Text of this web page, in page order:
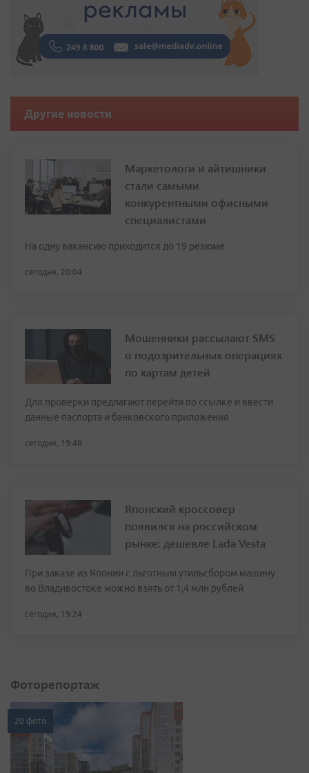
Другие новости
Маркетологи и айтишники
стали самыми
конкурентными офисными
специалистами
На одну вакансию приходится до 19 резюме
сегодня, 20:04
Мошенники рассылают SMS
о подозрительных операциях
по картам детей
Для проверки предлагают перейти по ссылке и ввести
данные паспорта и банковского приложения
сегодня, 19:48
Японский кроссовер
появился на российском
рынке: дешевле Lada Vesta
При заказе из Японии с льготным утильсбором машину
во Владивостоке можно взять от 1,4 млн рублей
сегодня, 19:24
Фоторепортаж
20 фото